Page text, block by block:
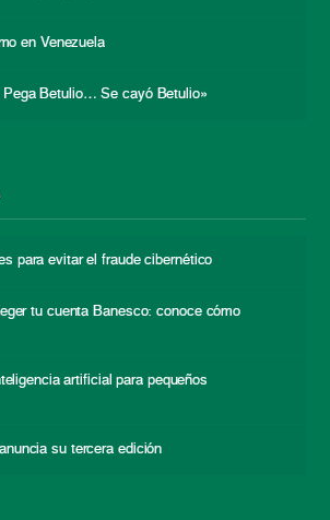
en Venezuela
Betulio… Se cayó Betulio»
para evitar el fraude cibernético
tu cuenta Banesco: conoce cómo
artificial para pequeños
su tercera edición